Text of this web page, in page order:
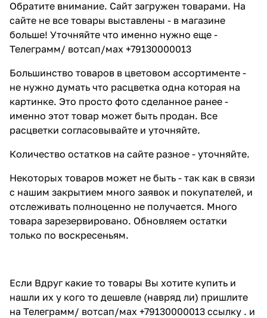
Обратите внимание. Сайт загружен товарами. На
сайте не все товары выставлены - в магазине
больше! Уточняйте что именно нужно еще -
Телеграмм/ вотсап/мах +79130000013
Большинство товаров в цветовом ассортименте -
не нужно думать что расцветка одна которая на
картинке. Это просто фото сделанное ранее -
именно этот товар может быть продан. Все
расцветки согласовывайте и уточняйте.
Количество остатков на сайте разное - уточняйте.
Некоторых товаров может не быть - так как в связи
с нашим закрытием много заявок и покупателей, и
отслеживать полноценно не получается. Много
товара зарезервировано. Обновляем остатки
только по воскресеньям.
Если Вдруг какие то товары Вы хотите купить и
нашли их у кого то дешевле (навряд ли) пришлите
на Телеграмм/ вотсап/мах +79130000013 ссылку . и